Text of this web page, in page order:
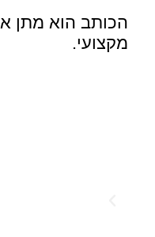
הכותב הוא מתן
מקצועי.